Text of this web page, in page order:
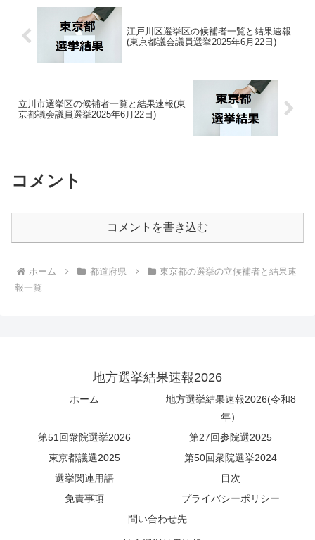
江戸川区選挙区の候補者一覧と結果速報
(東京都議会議員選挙2025年6月22日)
立川市選挙区の候補者一覧と結果速報(東
京都議会議員選挙2025年6月22日)
コメント
コメントを書き込む
ホーム 都道府県
東京都の選挙の立候補者と結果速
報一覧
地方選挙結果速報2026
ホーム
地方選挙結果速報2026(令和8
年）
第51回衆院選挙2026
第27回参院選2025
東京都議選2025
第50回衆院選挙2024
選挙関連用語
目次
免責事項
プライバシーポリシー
問い合わせ先